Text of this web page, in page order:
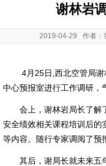
谢林岩
2019-04-29 作者：
4月25日,西北空管局谢林
中心预报室进行工作调研，
会上，谢林岩局长了解了
安全绩效相关课程培训后的
等内容。随行专家调阅了预
其后，谢局长就未来五年